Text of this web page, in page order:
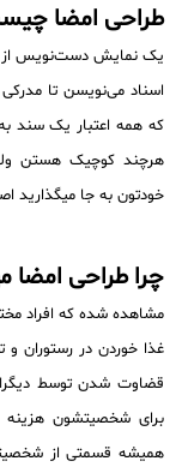
طراحی امضا
یک نمایش دست‌نویس از
اسناد می‌نویسن تا
که همه اعتبار یک سند
هرچند کوچیک هستن
خودتون به جا میگذارید
چرا طراحی
مشاهده شده که افراد
غذا خوردن در رستوران و
قضاوت شدن توسط
برای شخصیتشون هزینه
همیشه قسمتی از